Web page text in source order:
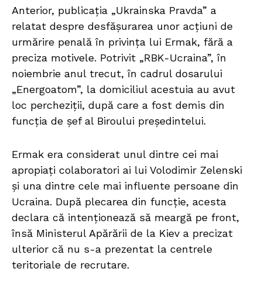
Anterior, publicația „Ukrainska Pravda” a
relatat despre desfășurarea unor acțiuni de
urmărire penală în privința lui Ermak, fără a
preciza motivele. Potrivit „RBK-Ucraina”, în
noiembrie anul trecut, în cadrul dosarului
„Energoatom”, la domiciliul acestuia au avut
loc percheziții, după care a fost demis din
funcția de șef al Biroului președintelui.
Ermak era considerat unul dintre cei mai
apropiați colaboratori ai lui Volodimir Zelenski
și una dintre cele mai influente persoane din
Ucraina. După plecarea din funcție, acesta
declara că intenționează să meargă pe front,
însă Ministerul Apărării de la Kiev a precizat
ulterior că nu s-a prezentat la centrele
teritoriale de recrutare.